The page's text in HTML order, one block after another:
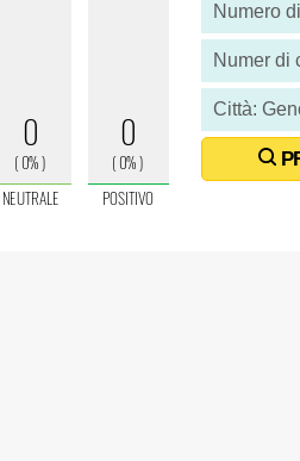
Numero
Numer di
Città: